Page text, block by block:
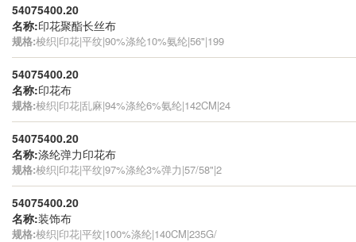
54075400.20
名称:印花聚酯长丝布
规格:梭织|印花|平纹|90%涤纶10%氨纶|56"|199
54075400.20
名称:印花布
规格:梭织|印花|乱麻|94%涤纶6%氨纶|142CM|24
54075400.20
名称:涤纶弹力印花布
规格:梭织|印花|平纹|97%涤纶3%弹力|57/58"|2
54075400.20
名称:装饰布
规格:梭织|印花|平纹|100%涤纶|140CM|235G/